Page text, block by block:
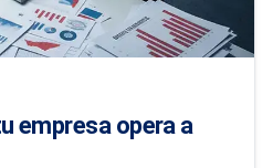
empresa opera a